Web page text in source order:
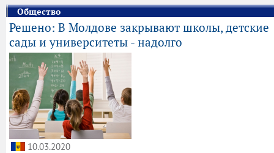
Общество
Решено: В Молдове закрывают школы, детские
сады и университеты - надолго
10.03.2020